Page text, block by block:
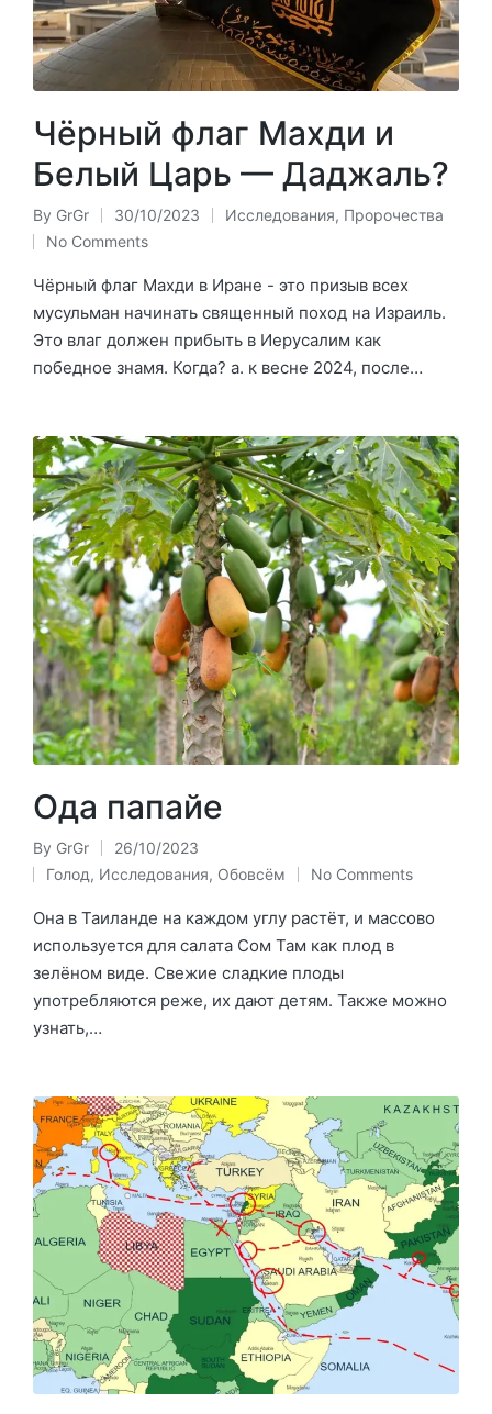
Чёрный флаг Махди и
Белый Царь — Даджаль?
Posted
by
By GrGr 30/10/2023
Posted
Исследования, Пророчества
No Comments
Чёрный флаг Махди в Иране - это призыв всех
мусульман начинать священный поход на Израиль.
Это влаг должен прибыть в Иерусалим как
победное знамя. Когда? а. к весне 2024, после…
Ода папайе
Posted
by
By GrGr 26/10/2023
Posted
in
Голод, Исследования, Обовсём No Comments
Она в Таиланде на каждом углу растёт, и массово
используется для салата Сом Там как плод в
зелёном виде. Свежие сладкие плоды
употребляются реже, их дают детям. Также можно
узнать,…